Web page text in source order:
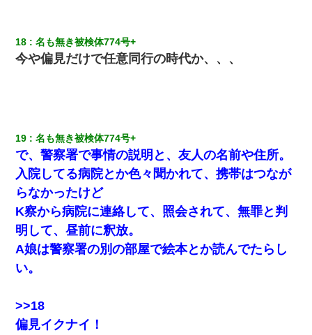
18 名も無き被検体774号+
今や偏見だけで任意同行の時代か、、、
19 名も無き被検体774号+
で、警察署で事情の説明と、友人の名前や住所。
入院してる病院とか色々聞かれて、携帯はつなが
らなかったけど
K察から病院に連絡して、照会されて、無罪と判
明して、昼前に釈放。
A娘は警察署の別の部屋で絵本とか読んでたらし
い。
>>18
偏見イクナイ！